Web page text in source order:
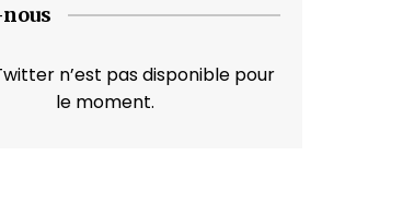
n’est pas disponible pour
le moment.